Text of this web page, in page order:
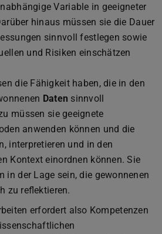
Variable in geeigneter
hinaus müssen sie die Dauer
sinnvoll festlegen sowie
und Risiken einschätzen
die Fähigkeit haben, die in den
Daten sinnvoll
müssen sie geeignete
anwenden können und die
interpretieren und in den
Kontext einordnen können. Sie
in der Lage sein, die gewonnenen
zu reflektieren.
erfordert also Kompetenzen